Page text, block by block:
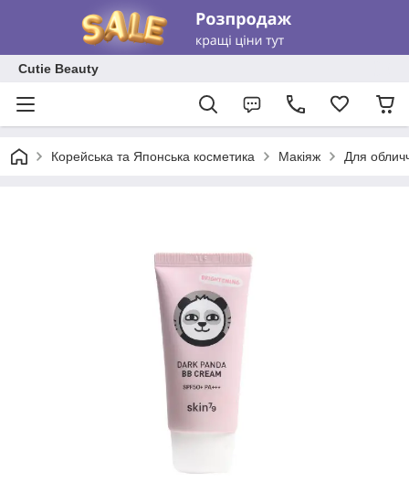
Cutie Beauty
Корейська та Японська косметика Макіяж Для